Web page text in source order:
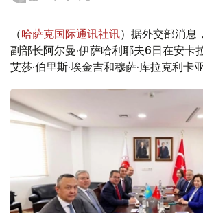
（哈萨克国际通讯社讯）据外交部消息
副部长阿尔曼·伊萨哈利耶夫6日在安卡
艾莎·伯里斯·埃金吉和穆萨·库拉克利卡亚